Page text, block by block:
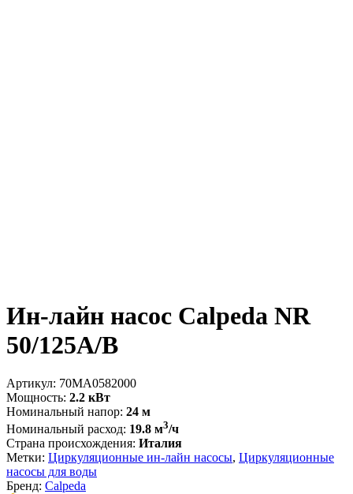
Ин-лайн насос Calpeda NR
50/125A/B
Артикул: 70MA0582000
Мощность: 2.2 кВт
Номинальный напор: 24 м
Номинальный расход: 19.8 м3/ч
Страна происхождения: Италия
Метки: Циркуляционные ин-лайн насосы, Циркуляционные
насосы для воды
Бренд: Calpeda